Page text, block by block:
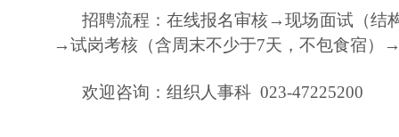
招聘流程：在线报名审核→现场面试（结
→试岗考核（含周末不少于7天，不包食宿
欢迎咨询：组织人事科 023-47225200